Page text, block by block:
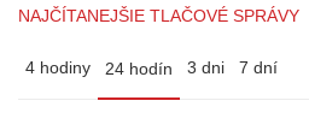
NAJČÍTANEJŠIE TLAČOVÉ SPRÁVY
4 hodiny 24 hodín 3 dni 7 dní